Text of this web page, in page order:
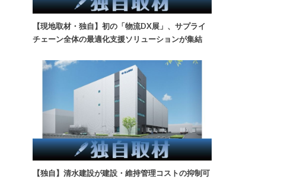
【現地取材・独自】初の「物流DX展」、サプライ
チェーン全体の最適化支援ソリューションが集結
【独自】清水建設が建設・維持管理コストの抑制可